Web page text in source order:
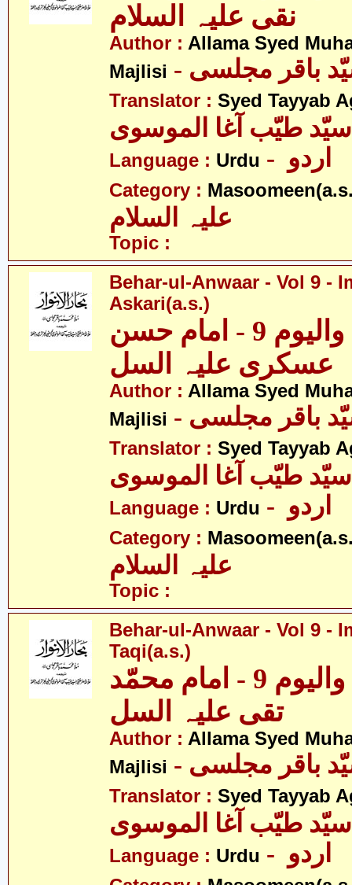
نقی علیہ السلام
Author : Allama Syed
Majlisi
Translator : Syed Tayyab
سیّد طیّب آغا الموسوی
Language : Urdu
Category :
Topic :
Behar-ul-Anwaar - Vol 9 -
Askari(a.s.)
بحار الانوار - والیوم 9 - امام حسن
عسکری علیہ السل
Author : Allama Syed
Majlisi
Translator : Syed Tayyab
سیّد طیّب آغا الموسوی
Language : Urdu
Category :
Topic :
Behar-ul-Anwaar - Vol 9 -
Taqi(a.s.)
بحار الانوار - والیوم 9 - امام محمّد
تقی علیہ السل
Author : Allama Syed
Majlisi
Translator : Syed Tayyab
سیّد طیّب آغا الموسوی
Language : Urdu